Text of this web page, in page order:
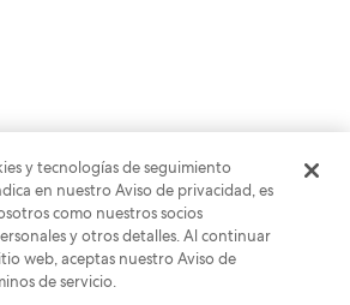
y tecnologías de seguimiento
en nuestro Aviso de privacidad, es
como nuestros socios
y otros detalles. Al continuar
web, aceptas nuestro Aviso de
de servicio.